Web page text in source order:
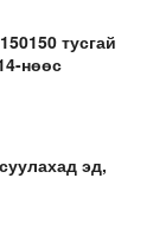
тусгай
нөөс
эд,